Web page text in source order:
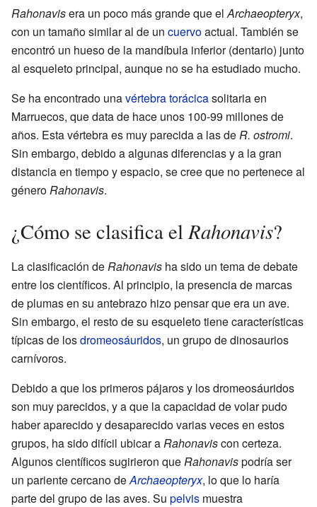
Rahonavisera un poco más grande que elArchaeopteryx,
con un tamaño similar al de un cuervoactual. También se
encontró un hueso de la mandíbula inferior (dentario) junto
al esqueleto principal, aunque no se ha estudiado mucho.
Se ha encontrado unavértebra torácicasolitaria en
Marruecos, que data de hace unos 100-99 millones de
años. Esta vértebra es muy parecida a las deR. ostromi.
Sin embargo, debido a algunas diferencias y a la gran
distancia en tiempo y espacio, se cree que no pertenece al
géneroRahonavis.
¿Cómo se clasifica elRahonavis?
La clasificación deRahonavis ha sido un tema de debate
entre los científicos. Al principio, la presencia de marcas
de plumas en su antebrazo hizo pensar que era un ave.
Sin embargo, el resto de su esqueleto tiene características
típicas de losdromeosáuridos, un grupo de dinosaurios
carnívoros.
Debido a que los primeros pájaros y los dromeosáuridos
son muy parecidos, y a que la capacidad de volar pudo
haber aparecido y desaparecido varias veces en estos
grupos, ha sido difícil ubicar aRahonaviscon certeza.
Algunos científicos sugirieron queRahonavispodría ser
un pariente cercano deArchaeopteryx, lo que lo haría
parte del grupo de las aves. Su pelvis muestra